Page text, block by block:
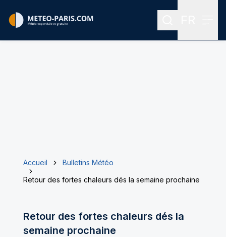
Rechercher
Accueil
Bulletins Météo
Retour des fortes chaleurs dés la semaine prochaine
Retour des fortes chaleurs dés la
semaine prochaine